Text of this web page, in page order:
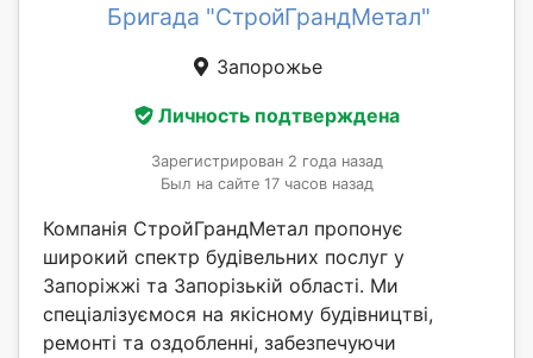
Бригада "СтройГрандМетал"
Запорожье
Личность подтверждена
Зарегистрирован 2 года назад
Был на сайте 17 часов назад
Компанія СтройГрандМетал пропонує
широкий спектр будівельних послуг у
Запоріжжі та Запорізькій області. Ми
спеціалізуємося на якісному будівництві,
ремонті та оздобленні, забезпечуючи